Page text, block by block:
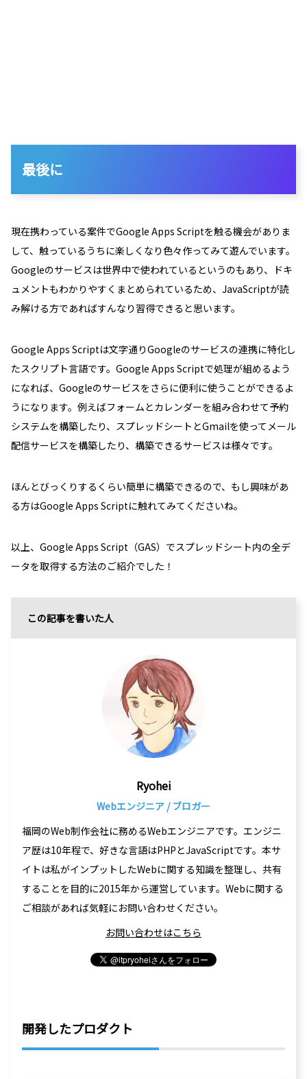
最後に
現在携わっている案件でGoogle Apps Scriptを触る機会がありま
して、触っているうちに楽しくなり色々作ってみて遊んでいます。
Googleのサービスは世界中で使われているというのもあり、ドキ
ュメントもわかりやすくまとめられているため、JavaScriptが読
み解ける方であればすんなり習得できると思います。
Google Apps Scriptは文字通りGoogleのサービスの連携に特化し
たスクリプト言語です。Google Apps Scriptで処理が組めるよう
になれば、Googleのサービスをさらに便利に使うことができるよ
うになります。例えばフォームとカレンダーを組み合わせて予約
システムを構築したり、スプレッドシートとGmailを使ってメール
配信サービスを構築したり、構築できるサービスは様々です。
ほんとびっくりするくらい簡単に構築できるので、もし興味があ
る方はGoogle Apps Scriptに触れてみてくださいね。
以上、Google Apps Script（GAS）でスプレッドシート内の全デ
ータを取得する方法のご紹介でした！
この記事を書いた人
Ryohei
Webエンジニア / ブロガー
福岡のWeb制作会社に務めるWebエンジニアです。エンジニ
ア歴は10年程で、好きな言語はPHPとJavaScriptです。本サ
イトは私がインプットしたWebに関する知識を整理し、共有
することを目的に2015年から運営しています。Webに関する
ご相談があれば気軽にお問い合わせください。
お問い合わせはこちら
開発したプロダクト